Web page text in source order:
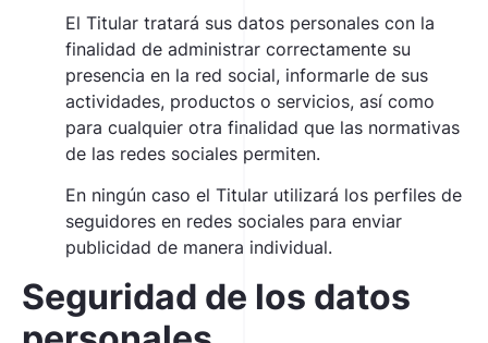
El Titular tratará sus datos personales con la
finalidad de administrar correctamente su
presencia en la red social, informarle de sus
actividades, productos o servicios, así como
para cualquier otra finalidad que las normativas
de las redes sociales permiten.
En ningún caso el Titular utilizará los perfiles de
seguidores en redes sociales para enviar
publicidad de manera individual.
Seguridad de los datos